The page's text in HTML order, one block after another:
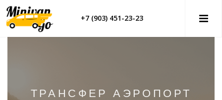
+7 (903) 451-23-23
ТРАНСФЕР АЭРОПОРТ